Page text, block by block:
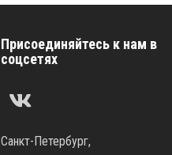
Присоединяйтесь к нам в
соцсетях
Санкт-Петербург,